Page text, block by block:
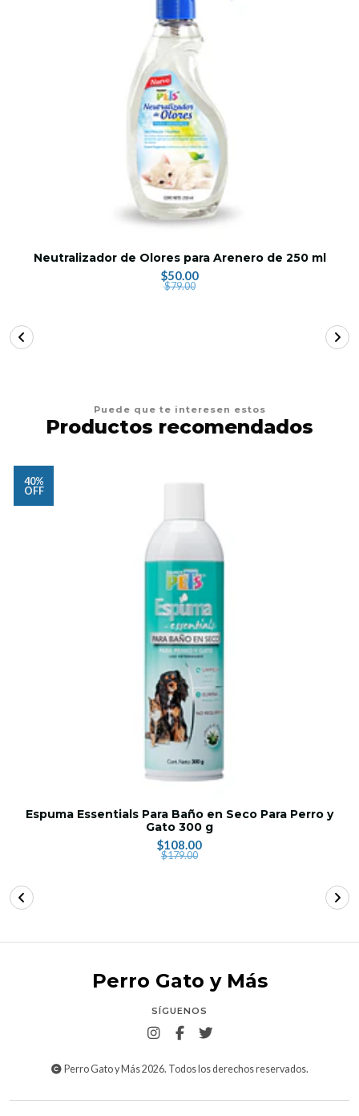
Neutralizador de Olores para Arenero de 250 ml
$50.00
$79.00
Puede que te interesen estos
Productos recomendados
40%
OFF
Espuma Essentials Para Baño en Seco Para Perro y
Gato 300 g
$108.00
$179.00
Perro Gato y Más
SÍGUENOS
Perro Gato y Más 2026. Todos los derechos reservados.